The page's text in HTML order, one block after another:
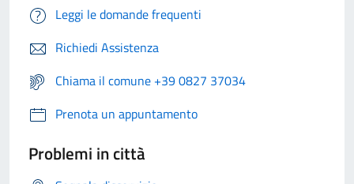
Leggi le domande frequenti
Richiedi Assistenza
Chiama il comune +39 0827 37034
Prenota un appuntamento
Problemi in città